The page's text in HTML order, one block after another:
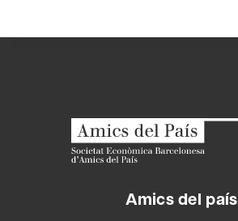
Amics del país